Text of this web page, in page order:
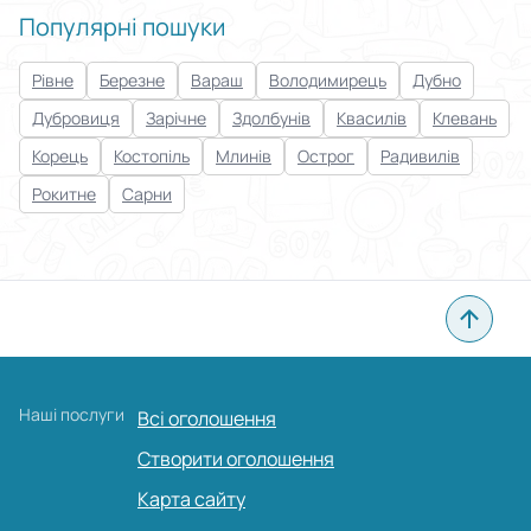
Популярні пошуки
Рівне Березне Вараш Володимирець
Дубно
Дубровиця
Зарічне Здолбунів Квасилів
Клевань
Корець
Костопіль Млинів Острог
Радивилів
Рокитне
Сарни
Наші послуги
Всі оголошення
Створити оголошення
Карта сайту